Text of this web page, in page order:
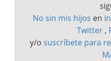
No sin mis hijos en
Twitter ,
y/o suscríbete para